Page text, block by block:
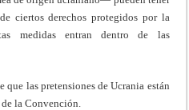
ciertos derechos protegidos por la
medidas entran dentro de las
las pretensiones de Ucrania están
la Convención.